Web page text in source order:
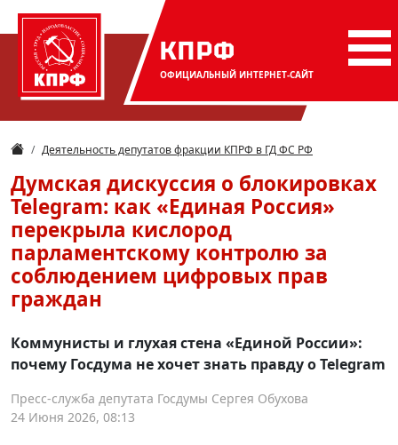
КПРФ
ОФИЦИАЛЬНЫЙ ИНТЕРНЕТ-САЙТ
Деятельность депутатов фракции КПРФ в ГД ФС РФ
Думская дискуссия о блокировках
Telegram: как «Единая Россия»
перекрыла кислород
парламентскому контролю за
соблюдением цифровых прав
граждан
Коммунисты и глухая стена «Единой России»:
почему Госдума не хочет знать правду о Telegram
Пресс-служба депутата Госдумы Сергея Обухова
24 Июня 2026, 08:13